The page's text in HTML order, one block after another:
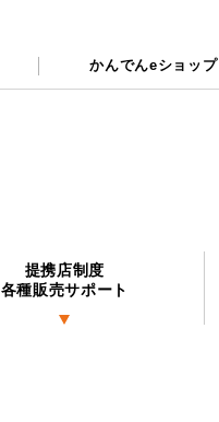
かんでんeショップ
提携店制度
各種販売サポート